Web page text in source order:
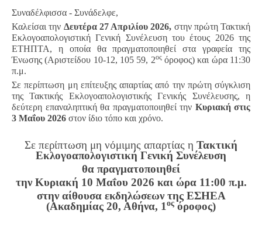
Συναδέλφισσα - Συνάδελφε,
Καλείσαι την Δευτέρα 27 Απριλίου 2026, στην πρώτη Τακτική
Εκλογοαπολογιστική Γενική Συνέλευση του έτους 2026 της
ΕΤΗΠΤΑ, η οποία θα πραγματοποιηθεί στα γραφεία της
Ένωσης (Αριστείδου 10-12, 105 59, 2οςόροφος) και ώρα 11:30
π.μ.
Σε περίπτωση μη επίτευξης απαρτίας από την πρώτη σύγκλιση
της Τακτικής Εκλογοαπολογιστικής Γενικής Συνέλευσης, η
δεύτερη επαναληπτική θα πραγματοποιηθεί την Κυριακή στις
3 Μαΐου 2026 στον ίδιο τόπο και χρόνο.
Σε περίπτωση μη νόμιμης απαρτίας η Τακτική
Εκλογοαπολογιστική Γενική Συνέλευση
θα πραγματοποιηθεί
την Κυριακή 10 Μαΐου 2026 και ώρα 11:00 π.μ.
στην αίθουσα εκδηλώσεων της ΕΣΗΕΑ
(Ακαδημίας 20, Αθήνα, 1 ος όροφος)